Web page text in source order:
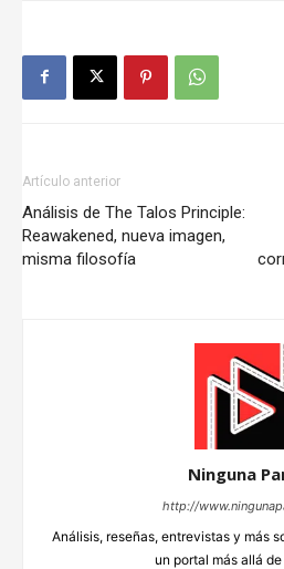
Artículo anterior
Análisis de The Talos Principle:
Reawakened, nueva imagen,
misma filosofía
Ninguna
http://
Análisis, reseñas, entrevistas y más
un portal más allá